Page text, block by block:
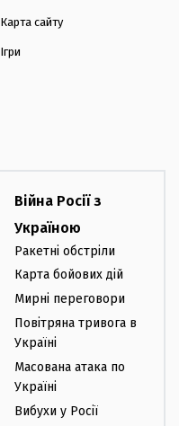
Карта сайту
Ігри
Війна Росії з
Україною
Ракетні обстріли
Карта бойових дій
Мирні переговори
Повітряна тривога в
Україні
Масована атака по
Україні
Вибухи у Росії